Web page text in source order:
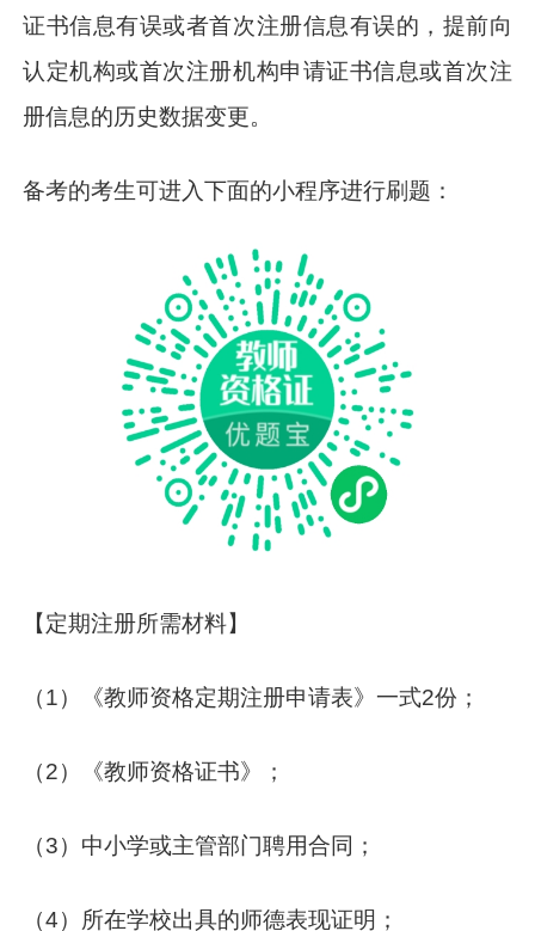
证书信息有误或者首次注册信息有误的，提前向
认定机构或首次注册机构申请证书信息或首次注
册信息的历史数据变更。
备考的考生可进入下面的小程序进行刷题：
【定期注册所需材料】
（1）《教师资格定期注册申请表》一式2份；
（2）《教师资格证书》；
（3）中小学或主管部门聘用合同；
（4）所在学校出具的师德表现证明；